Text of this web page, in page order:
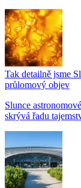
Tak detailně jsme
průlomový objev
Slunce
skrývá řadu